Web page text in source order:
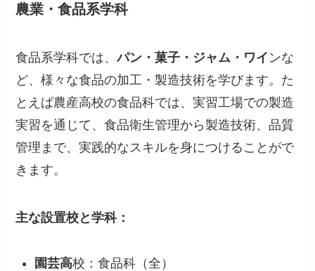
農業・食品系学科
食品系学科では、パン・菓子・ジャム・ワイ ンな
ど、様々な食品の加工・製造技術を学びます。た
とえば農産高校の食品科では、実習工場での製造
実習を通じて、食品衛生管理から製造技術、品質
管理まで、実践的なスキルを身につけることがで
きます。
主な設置校と学科：
園芸高校：食品科（全）